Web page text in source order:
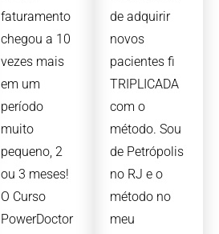
faturamento
chegou a 10
vezes mais
em um
período
muito
pequeno, 2
ou 3 meses!
O Curso
PowerDoctor
de adquirir
novos
pacientes fi
TRIPLICADA
com o
método. Sou
de Petrópolis
no RJ e o
método no
meu